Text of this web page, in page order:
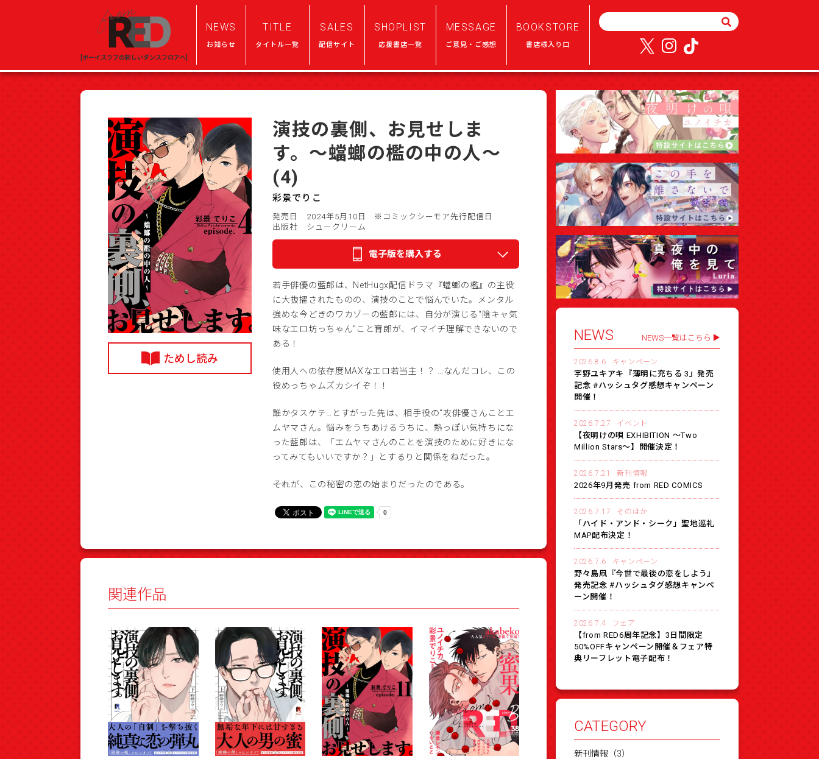
[ボーイズラブの新しいダンスフロアへ]
NEWS
お知らせ
TITLE
タイトル一覧
SALES
配信サイト
SHOPLIST
応援書店一覧
MESSAGE
ご意見・ご感想
BOOKSTORE
書店様入り口
ためし読み
演技の裏側、お見せしま
す。～蟷螂の檻の中の人～
(4)
彩景でりこ
発売日 2024年5月10日
※コミックシーモア先行配信日
出版社 シュークリーム
電子版を購入する
若手俳優の藍郎は、NetHugx配信ドラマ『蟷螂の檻』の主役
に大抜擢されたものの、演技のことで悩んでいた。メンタル
強めな今どきのワカゾーの藍郎には、自分が演じる“陰キャ気
味なエロ坊っちゃん”こと育郎が、イマイチ理解できないので
ある！
使用人への依存度MAXなエロ若当主！？ …なんだコレ、この
役めっちゃムズカシイぞ！！
誰かタスケテ…とすがった先は、相手役の“攻俳優さんことエ
ムヤマさん。悩みをうちあけるうちに、熱っぽい気持ちにな
った藍郎は、「エムヤマさんのことを演技のために好きにな
ってみてもいいですか？」とするりと関係をねだった。
――それが、この秘密の恋の始まりだったのである。
関連作品
NEWS NEWS一覧はこちら
2026.8.6 キャンペーン
宇野ユキアキ『薄明に充ちる 3』発売
記念 #ハッシュタグ感想キャンペーン
開催！
2026.7.27 イベント
【夜明けの唄 EXHIBITION 〜Two
Million Stars〜】開催決定！
2026.7.21 新刊情報
2026年9月発売 from RED COMICS
2026.7.17 そのほか
「ハイド・アンド・シーク」聖地巡礼
MAP配布決定！
2026.7.6 キャンペーン
野々島凧『今世で最後の恋をしよう』
発売記念 #ハッシュタグ感想キャンペ
ーン開催！
2026.7.4 フェア
【from RED6周年記念】3日間限定
50%OFFキャンペーン開催＆フェア特
典リーフレット電子配布！
CATEGORY
新刊情報（3）